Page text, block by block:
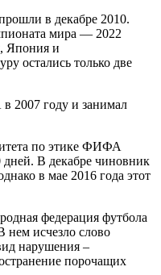
в декабре 2010.
мира — 2022
Япония и
остались только две
2007 году и занимал
по этике ФИФА
дней. В декабре чиновник
в мае 2016 года этот
федерация футбола
нем исчезло слово
нарушения –
порочащих